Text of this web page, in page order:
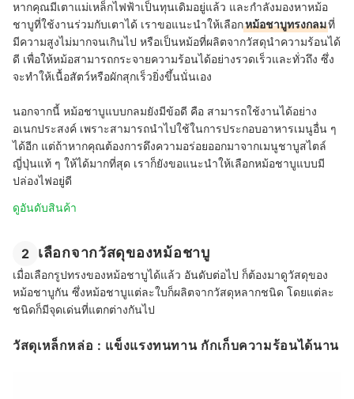
หากคุณมีเตาแม่เหล็กไฟฟ้าเป็นทุนเดิมอยู่แล้ว และกำลังมองหาหม้อ
ชาบูที่ใช้งานร่วมกับเตาได้ เราขอแนะนำให้เลือกหม้อชาบูทรงกลมที่
มีความสูงไม่มากจนเกินไป หรือเป็นหม้อที่ผลิตจากวัสดุนำความร้อนได้
ดี เพื่อให้หม้อสามารถกระจายความร้อนได้อย่างรวดเร็วและทั่วถึง ซึ่ง
จะทำให้เนื้อสัตว์หรือผักสุกเร็วยิ่งขึ้นนั่นเอง
นอกจากนี้ หม้อชาบูแบบกลมยังมีข้อดี คือ สามารถใช้งานได้อย่าง
อเนกประสงค์ เพราะสามารถนำไปใช้ในการประกอบอาหารเมนูอื่น ๆ
ได้อีก แต่ถ้าหากคุณต้องการดึงความอร่อยออกมาจากเมนูชาบูสไตล์
ญี่ปุ่นแท้ ๆ ให้ได้มากที่สุด เราก็ยังขอแนะนำให้เลือกหม้อชาบูแบบมี
ปล่องไฟอยู่ดี
ดูอันดับสินค้า
2 เลือกจากวัสดุของหม้อชาบู
เมื่อเลือกรูปทรงของหม้อชาบูได้แล้ว อันดับต่อไป ก็ต้องมาดูวัสดุของ
หม้อชาบูกัน ซึ่งหม้อชาบูแต่ละใบก็ผลิตจากวัสดุหลากชนิด โดยแต่ละ
ชนิดก็มีจุดเด่นที่แตกต่างกันไป
วัสดุเหล็กหล่อ : แข็งแรงทนทาน กักเก็บความร้อนได้นาน